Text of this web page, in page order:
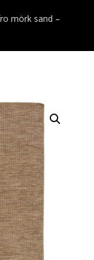
mörk sand –